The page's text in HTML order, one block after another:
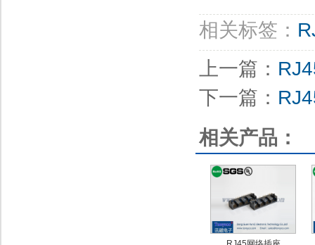
相关标签：
上一篇：
下一篇：
相关产品：